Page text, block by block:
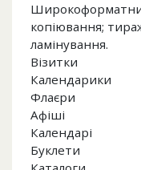
копіювання;
ламінування.
Візитки
Календарики
Флаєри
Афіші
Календарі
Буклети